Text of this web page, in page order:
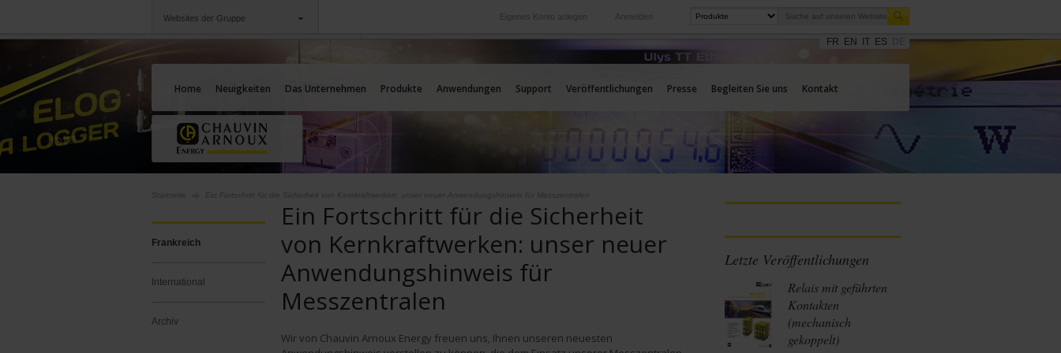
Websites der Gruppe Anmelden
Eigenes Konto anlegen
Chauvin Arnoux
Angebote für Sie
Unsere Auslands-Tochtergesellschaften
FR EN IT ES
Home Neuigkeiten Das Unternehmen Produkte Anwendungen Support Veröffentlichungen Presse Begleiten Sie uns Kontakt
Startseite Ein Fortschritt für die Sicherheit von Kernkraftwerken: unser neuer Anwendungshinweis für Messzentralen
Frankreich
International
Archiv
Ein Fortschritt für die Sicherheit
von Kernkraftwerken: unser neuer
Anwendungshinweis für
Messzentralen
Wir von Chauvin Arnoux Energy freuen uns, Ihnen unseren neuesten
Letzte Veröffentlichungen
Relais mit geführten
Kontakten
(mechanisch
gekoppelt)